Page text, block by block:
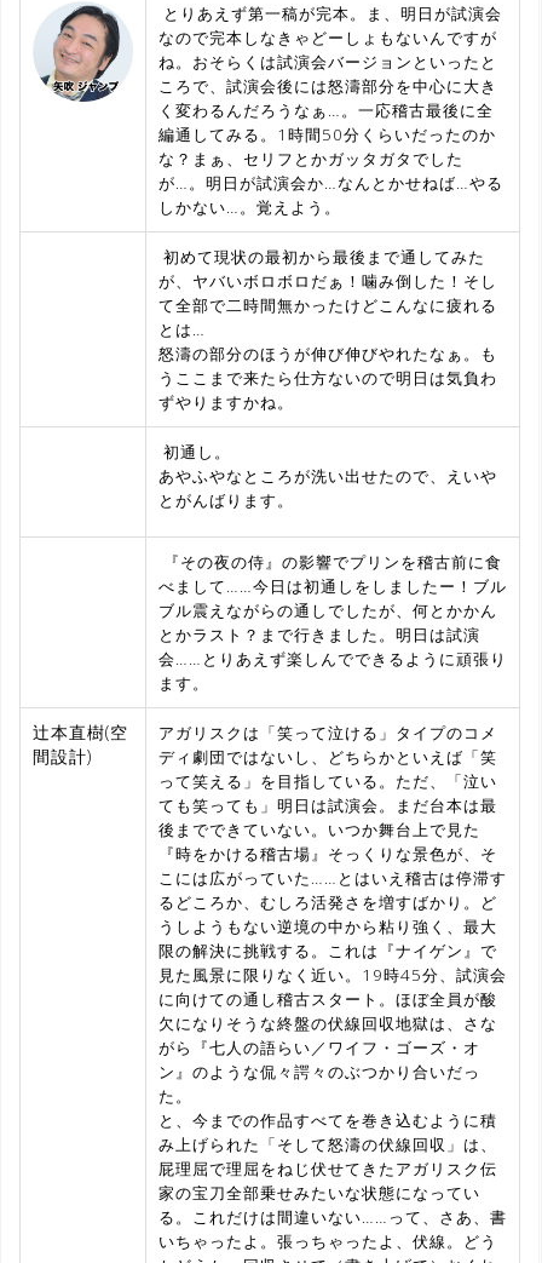
とりあえず第一稿が完本。ま、明日が試演会
なので完本しなきゃどーしょもないんですが
ね。おそらくは試演会バージョンといったと
ころで、試演会後には怒濤部分を中心に大き
く変わるんだろうなぁ…。一応稽古最後に全
編通してみる。1時間50分くらいだったのか
な？まぁ、セリフとかガッタガタでした
が…。明日が試演会か…なんとかせねば…やる
しかない…。覚えよう。
初めて現状の最初から最後まで通してみた
が、ヤバいボロボロだぁ！噛み倒した！そし
て全部で二時間無かったけどこんなに疲れる
とは…
怒濤の部分のほうが伸び伸びやれたなぁ。も
うここまで来たら仕方ないので明日は気負わ
ずやりますかね。
初通し。
あやふやなところが洗い出せたので、えいや
とがんばります。
『その夜の侍』の影響でプリンを稽古前に食
べまして……今日は初通しをしましたー！ブル
ブル震えながらの通しでしたが、何とかかん
とかラスト？まで行きました。明日は試演
会……とりあえず楽しんでできるように頑張り
ます。
辻本直樹(空
間設計)
アガリスクは「笑って泣ける」タイプのコメ
ディ劇団ではないし、どちらかといえば「笑
って笑える」を目指している。ただ、「泣い
ても笑っても」明日は試演会。まだ台本は最
後までできていない。いつか舞台上で見た
『時をかける稽古場』そっくりな景色が、そ
こには広がっていた……とはいえ稽古は停滞す
るどころか、むしろ活発さを増すばかり。ど
うしようもない逆境の中から粘り強く、最大
限の解決に挑戦する。これは『ナイゲン』で
見た風景に限りなく近い。19時45分、試演会
に向けての通し稽古スタート。ほぼ全員が酸
欠になりそうな終盤の伏線回収地獄は、さな
がら『七人の語らい／ワイフ・ゴーズ・オ
ン』のような侃々諤々のぶつかり合いだっ
た。
と、今までの作品すべてを巻き込むように積
み上げられた「そして怒濤の伏線回収」は、
屁理屈で理屈をねじ伏せてきたアガリスク伝
家の宝刀全部乗せみたいな状態になってい
る。これだけは間違いない……って、さあ、書
いちゃったよ。張っちゃったよ、伏線。どう